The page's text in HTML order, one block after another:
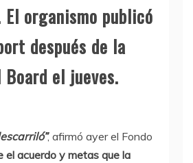
El organismo publicó
después de la
el jueves.
, afirmó ayer el Fondo
el acuerdo y metas que la